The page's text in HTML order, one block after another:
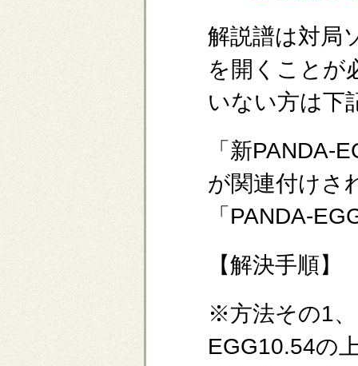
解説譜は対局
を開くことが
いない方は下
「新PANDA-
が関連付けさ
「PANDA-
【解決手順】
※方法その1
EGG10.54の